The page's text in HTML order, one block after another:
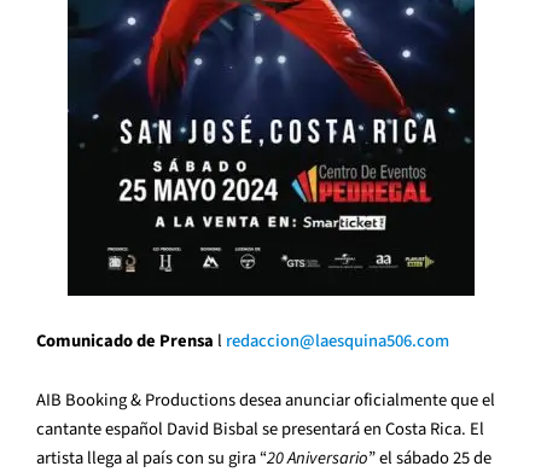
Comunicado de Prensa l redaccion@laesquina506.com
AIB Booking & Productions desea anunciar oficialmente que el
cantante español David Bisbal se presentará en Costa Rica. El
artista llega al país con su gira “20 Aniversario” el sábado 25 de